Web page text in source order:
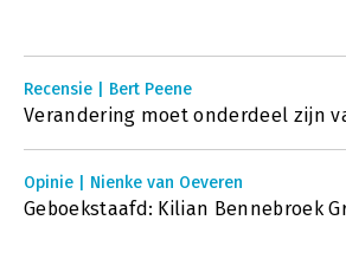
Recensie | Bert Peene
Verandering moet onderdeel zijn
Opinie | Nienke van Oeveren
Geboekstaafd: Kilian Bennebroek